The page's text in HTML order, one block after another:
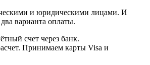
и юридическими лицами. И
варианта оплаты.
счет через банк.
Принимаем карты Visa и